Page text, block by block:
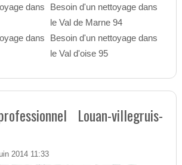
dans
dans
Besoin d'un nettoyage dans
le Val de Marne 94
Besoin d'un nettoyage dans
le Val d'oise 95
Louan-villegruis-
2014 11:33